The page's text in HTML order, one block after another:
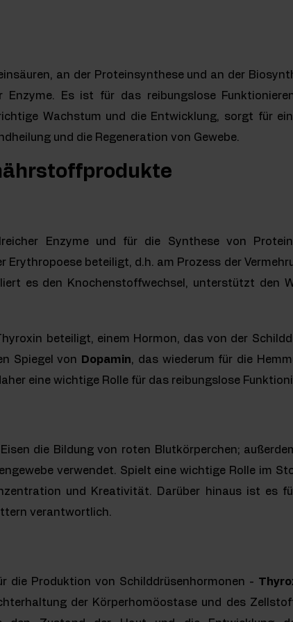
an der Proteinsynthese und an der
Es ist für das reibungslose
Wachstum und die Entwicklung, sorgt für
und die Regeneration von Gewebe.
Enzyme und für die Synthese von
Erythropoese beteiligt, d.h. am Prozess der
es den Knochenstoffwechsel, unterstützt den
beteiligt, einem Hormon, das von der
Spiegel von
Dopamin, das wiederum für die
eine wichtige Rolle für das reibungslose
die Bildung von roten Blutkörperchen;
verwendet. Spielt eine wichtige Rolle im
und Kreativität. Darüber hinaus ist es
verantwortlich.
die Produktion von Schilddrüsenhormonen -
der Körperhomöostase und des